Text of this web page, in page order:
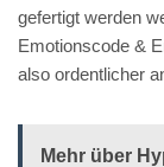
gefertigt werden
Emotionscode &
also ordentlicher
Mehr über